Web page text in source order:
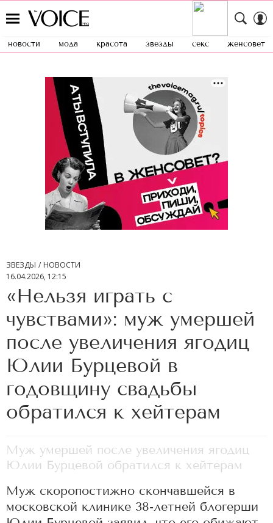
новости мода красота звезды секс женсовет
ЗВЕЗДЫ
НОВОСТИ
16.04.2026, 12:15
«Нельзя играть с
чувствами»: муж умершей
после увеличения ягодиц
Юлии Бурцевой в
годовщину свадьбы
обратился к хейтерам
Муж умершей после увеличения ягодиц
Юлии Бурцевой обратился к хейтерам
Муж скоропостижно скончавшейся в
московской клинике 38-летней блогерши